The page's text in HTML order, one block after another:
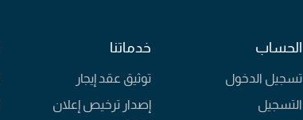
الحساب
تسجيل الدخول
التسجيل
خدماتنا
توثيق عقد إيجار
إصدار ترخيص إعلان